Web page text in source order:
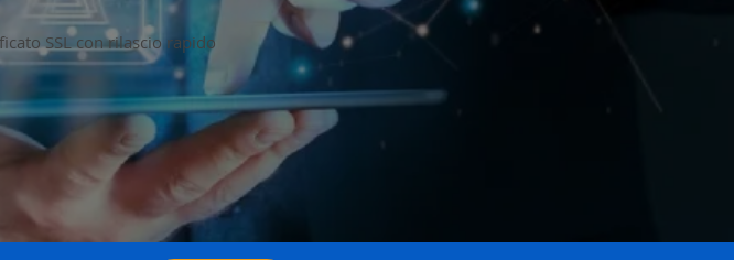
SSL con rilascio rapido